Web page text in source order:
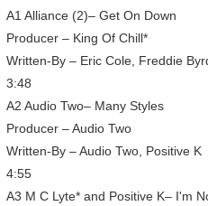
A1 Alliance (2)– Get On Down
Producer – King Of Chill*
Written-By – Eric Cole, Freddie
3:48
A2 Audio Two– Many Styles
Producer – Audio Two
Written-By – Audio Two, Positive K
4:55
A3 M C Lyte* and Positive K– I'm